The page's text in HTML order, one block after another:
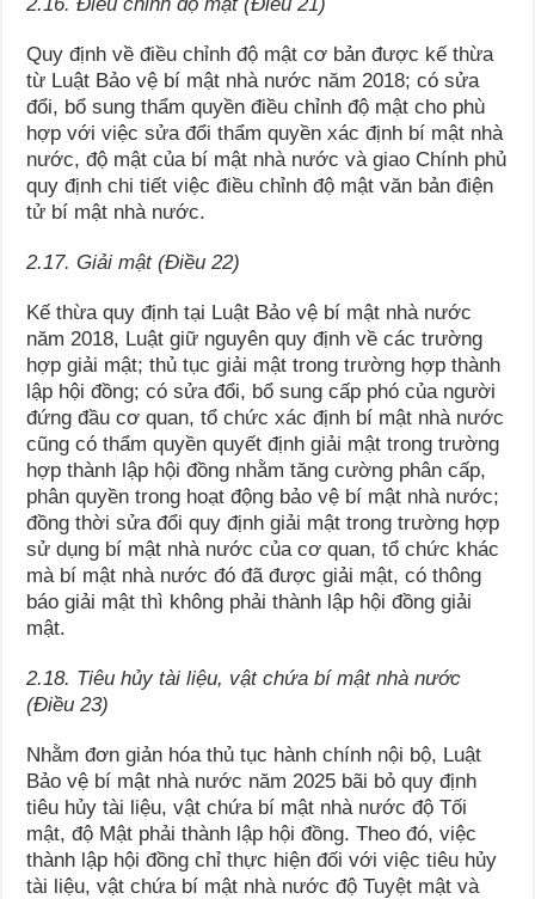
Quy định về điều chỉnh độ mật cơ bản được kế thừa
từ Luật Bảo vệ bí mật nhà nước năm 2018; có sửa
đổi, bổ sung thẩm quyền điều chỉnh độ mật cho phù
hợp với việc sửa đổi thẩm quyền xác định bí mật nhà
nước, độ mật của bí mật nhà nước và giao Chính phủ
quy định chi tiết việc điều chỉnh độ mật văn bản điện
tử bí mật nhà nước.
2.17. Giải mật (Điều 22)
Kế thừa quy định tại Luật Bảo vệ bí mật nhà nước
năm 2018, Luật giữ nguyên quy định về các trường
hợp giải mật; thủ tục giải mật trong trường hợp thành
lập hội đồng; có sửa đổi, bổ sung cấp phó của người
đứng đầu cơ quan, tổ chức xác định bí mật nhà nước
cũng có thẩm quyền quyết định giải mật trong trường
hợp thành lập hội đồng nhằm tăng cường phân cấp,
phân quyền trong hoạt động bảo vệ bí mật nhà nước;
đồng thời sửa đổi quy định giải mật trong trường hợp
sử dụng bí mật nhà nước của cơ quan, tổ chức khác
mà bí mật nhà nước đó đã được giải mật, có thông
báo giải mật thì không phải thành lập hội đồng giải
mật.
2.18. Tiêu hủy tài liệu, vật chứa bí mật nhà nước
(Điều 23)
Nhằm đơn giản hóa thủ tục hành chính nội bộ, Luật
Bảo vệ bí mật nhà nước năm 2025 bãi bỏ quy định
tiêu hủy tài liệu, vật chứa bí mật nhà nước độ Tối
mật, độ Mật phải thành lập hội đồng. Theo đó, việc
thành lập hội đồng chỉ thực hiện đối với việc tiêu hủy
tài liệu, vật chứa bí mật nhà nước độ Tuyệt mật và